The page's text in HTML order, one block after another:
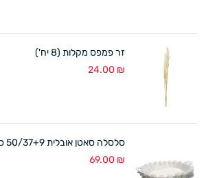
זר פמפס מקלות (8 יח')
24.00 ₪
סלסלה סאטן אובלית 50/37+9 ס"מ לבן
69.00 ₪